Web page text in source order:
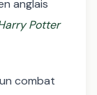
anglais
Potter
combat